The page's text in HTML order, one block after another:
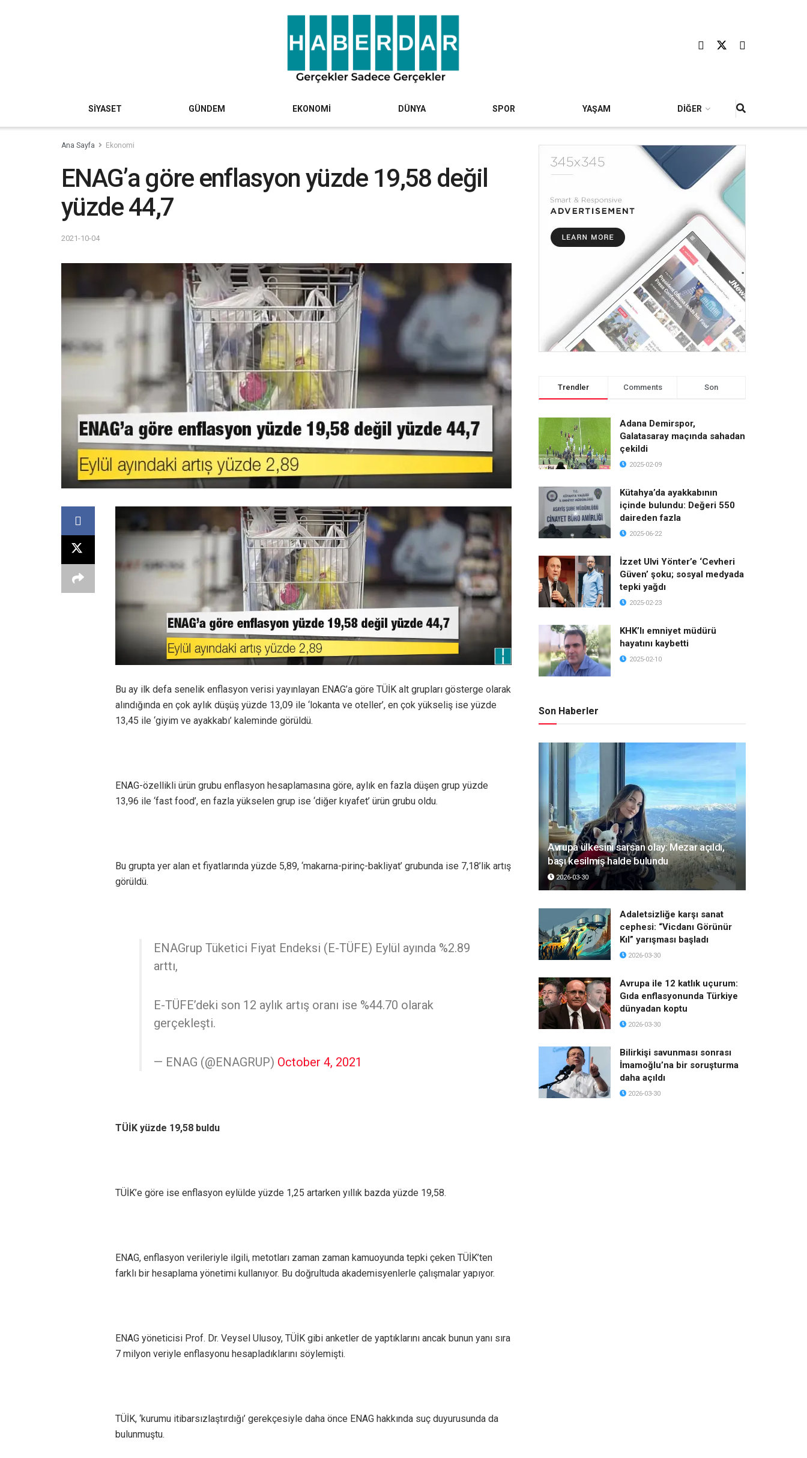
SİYASET GÜNDEM EKONOMİ DÜNYA SPOR YAŞAM DİĞER
Ana Sayfa Ekonomi
ENAG’a göre enflasyon yüzde 19,58 değil
yüzde 44,7
2021-10-04
Bu ay ilk defa senelik enflasyon verisi yayınlayan ENAG’a göre TÜİK alt grupları gösterge olarak
alındığında en çok aylık düşüş yüzde 13,09 ile ‘lokanta ve oteller’, en çok yükseliş ise yüzde
13,45 ile ‘giyim ve ayakkabı’ kaleminde görüldü.
ENAG-özellikli ürün grubu enflasyon hesaplamasına göre, aylık en fazla düşen grup yüzde
13,96 ile ‘fast food’, en fazla yükselen grup ise ‘diğer kıyafet’ ürün grubu oldu.
Bu grupta yer alan et fiyatlarında yüzde 5,89, ‘makarna-pirinç-bakliyat’ grubunda ise 7,18’lik artış
görüldü.
ENAGrup Tüketici Fiyat Endeksi (E-TÜFE) Eylül ayında %2.89
arttı,
E-TÜFE’deki son 12 aylık artış oranı ise %44.70 olarak
gerçekleşti.
— ENAG (@ENAGRUP) October 4, 2021
TÜİK yüzde 19,58 buldu
TÜİK’e göre ise enflasyon eylülde yüzde 1,25 artarken yıllık bazda yüzde 19,58.
ENAG, enflasyon verileriyle ilgili, metotları zaman zaman kamuoyunda tepki çeken TÜİK’ten
farklı bir hesaplama yönetimi kullanıyor. Bu doğrultuda akademisyenlerle çalışmalar yapıyor.
ENAG yöneticisi Prof. Dr. Veysel Ulusoy, TÜİK gibi anketler de yaptıklarını ancak bunun yanı sıra
7 milyon veriyle enflasyonu hesapladıklarını söylemişti.
TÜİK, ‘kurumu itibarsızlaştırdığı’ gerekçesiyle daha önce ENAG hakkında suç duyurusunda da
bulunmuştu.
Trendler Comments Son
Adana Demirspor,
Galatasaray maçında sahadan
çekildi
2025-02-09
Kütahya’da ayakkabının
içinde bulundu: Değeri 550
daireden fazla
2025-06-22
İzzet Ulvi Yönter’e ‘Cevheri
Güven’ şoku; sosyal medyada
tepki yağdı
2025-02-23
KHK’lı emniyet müdürü
hayatını kaybetti
2025-02-10
Son Haberler
Avrupa ülkesini sarsan olay: Mezar açıldı,
başı kesilmiş halde bulundu
2026-03-30
Adaletsizliğe karşı sanat
cephesi: “Vicdanı Görünür
Kıl” yarışması başladı
2026-03-30
Avrupa ile 12 katlık uçurum:
Gıda enflasyonunda Türkiye
dünyadan koptu
2026-03-30
Bilirkişi savunması sonrası
İmamoğlu’na bir soruşturma
daha açıldı
2026-03-30